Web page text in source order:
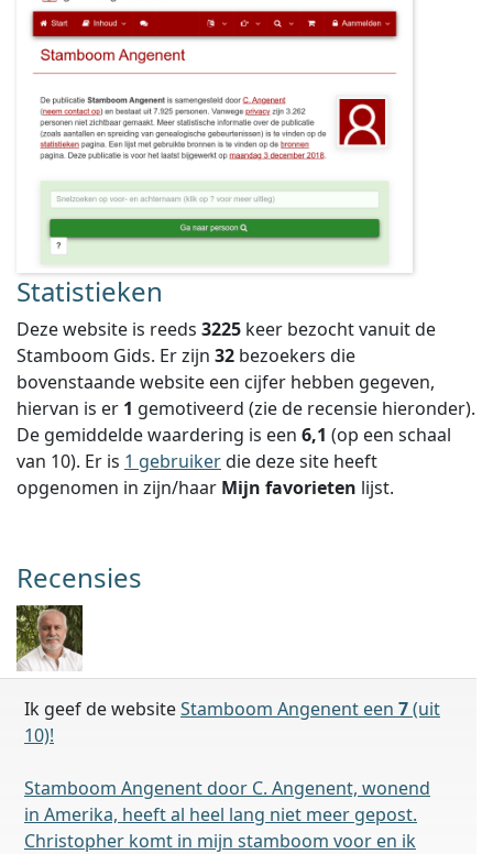
Statistieken
Deze website is reeds 3225 keer bezocht vanuit de
Stamboom Gids. Er zijn 32 bezoekers die
bovenstaande website een cijfer hebben gegeven,
hiervan is er 1 gemotiveerd (zie de recensie hieronder).
De gemiddelde waardering is een 6,1 (op een schaal
van 10). Er is 1 gebruikerdie deze site heeft
opgenomen in zijn/haar Mijn favorieten lijst.
Recensies
Ik geef de websiteStamboom Angenent een 7(uit
10)!
Stamboom Angenent door C. Angenent, wonend
in Amerika, heeft al heel lang niet meer gepost.
Christopher komt in mijn stamboom voor en ik